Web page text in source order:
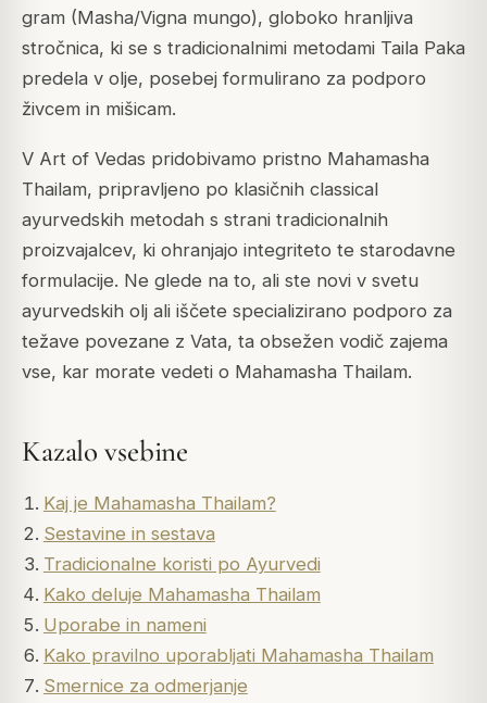
gram (Masha/Vigna mungo), globoko hranljiva
stročnica, ki se s tradicionalnimi metodami Taila Paka
predela v olje, posebej formulirano za podporo
živcem in mišicam.
V Art of Vedas pridobivamo pristno Mahamasha
Thailam, pripravljeno po klasičnih classical
ayurvedskih metodah s strani tradicionalnih
proizvajalcev, ki ohranjajo integriteto te starodavne
formulacije. Ne glede na to, ali ste novi v svetu
ayurvedskih olj ali iščete specializirano podporo za
težave povezane z Vata, ta obsežen vodič zajema
vse, kar morate vedeti o Mahamasha Thailam.
Kazalo vsebine
Kaj je Mahamasha Thailam?
Sestavine in sestava
Tradicionalne koristi po Ayurvedi
Kako deluje Mahamasha Thailam
Uporabe in nameni
Kako pravilno uporabljati Mahamasha Thailam
Smernice za odmerjanje